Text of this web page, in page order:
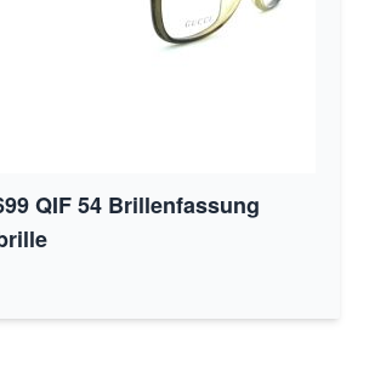
QIF 54 Brillenfassung